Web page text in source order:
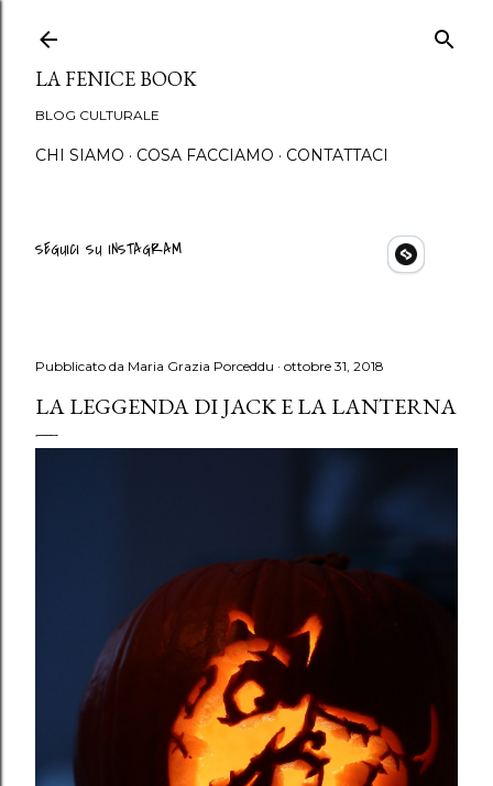
LA FENICE BOOK
BLOG CULTURALE
CHI SIAMO COSA FACCIAMO CONTATTACI
SEGUICI SU INSTAGRAM
Pubblicato da Maria Grazia Porceddu ottobre 31, 2018
LA LEGGENDA DI JACK E LA LANTERNA